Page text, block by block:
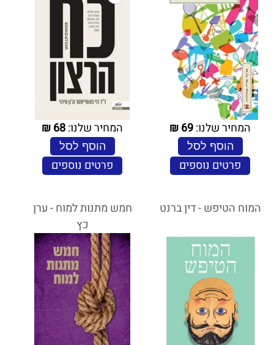
המחיר שלנו:69
₪
הוסף לסל
פרטים נוספים
המחיר שלנו:68
₪
הוסף לסל
פרטים נוספים
המוח הטיפש - דין ברנט
חמש מתנות למוח - ערן
כץ